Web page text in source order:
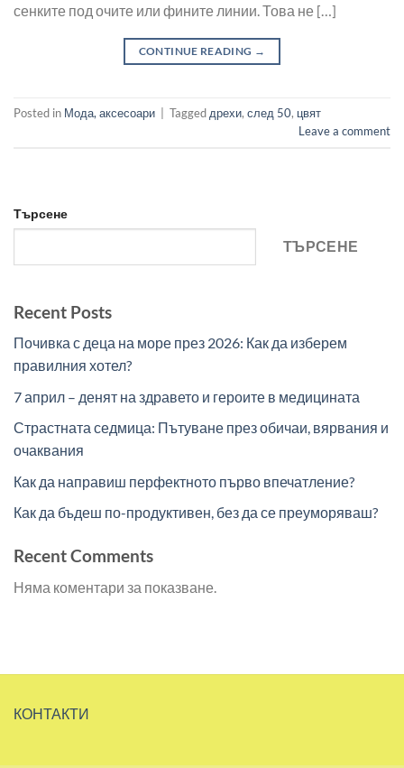
сенките под очите или фините линии. Това не […]
CONTINUE READING →
Posted in Мода, аксесоари Tagged дрехи, след 50, цвят
Leave a comment
Търсене
ТЪРСЕНЕ
Recent Posts
Почивка с деца на море през 2026: Как да изберем
правилния хотел?
7 април – денят на здравето и героите в медицината
Страстната седмица: Пътуване през обичаи, вярвания и
очаквания
Как да направиш перфектното първо впечатление?
Как да бъдеш по-продуктивен, без да се преуморяваш?
Recent Comments
Няма коментари за показване.
КОНТАКТИ